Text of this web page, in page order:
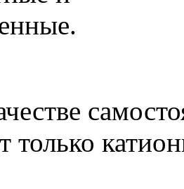
только